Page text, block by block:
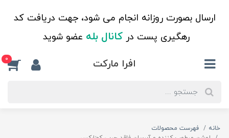
ارسال بصورت روزانه انجام می شود، جهت دریافت کد
رهگیری پست درکانال بله عضو شوید
افرا مارکت 0
خانه
فهرست محصولات